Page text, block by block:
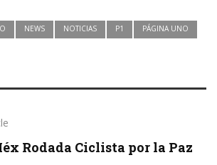
NEWS NOTICIAS P1
PÁGINA UNO
Rodada Ciclista por la Paz